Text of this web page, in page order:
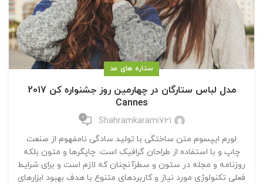
ستاره های مد
مدل لباس ستارگان در چهارمین روز جشنواره کن 2017
Cannes
Shahramkarami721
0
لورم ایپسوم متن ساختگی با تولید سادگی نامفهوم از صنعت
چاپ و با استفاده از طراحان گرافیک است. چاپگرها و متون بلکه
روزنامه و مجله در ستون و سطرآنچنان که لازم است و برای شرایط
فعلی تکنولوژی مورد نیاز و کاربردهای متنوع با هدف بهبود ابزارهای